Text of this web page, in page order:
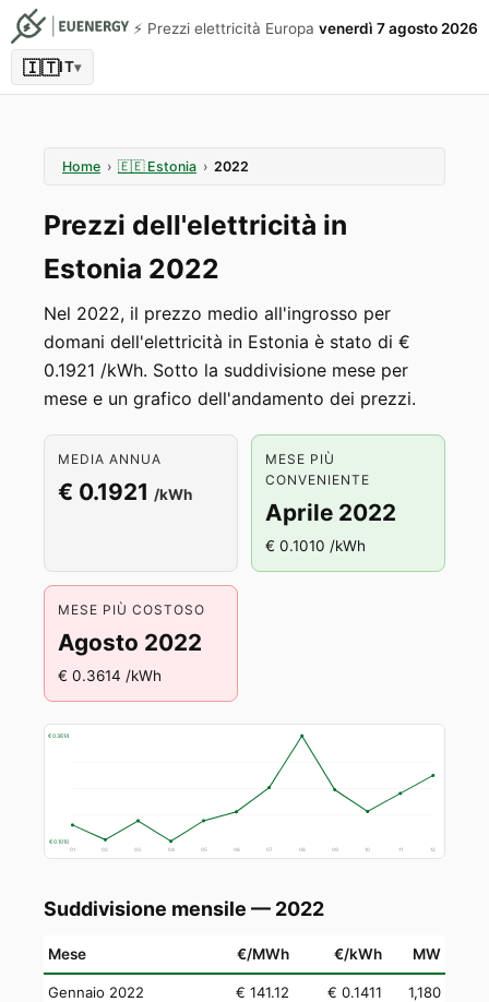
⚡️ Prezzi elettricità Europa venerdì 7 agosto 2026
🇮🇹IT▾
Home › 🇪🇪 Estonia › 2022
Prezzi dell'elettricità in
Estonia 2022
Nel 2022, il prezzo medio all'ingrosso per
domani dell'elettricità in Estonia è stato di €
0.1921 /kWh. Sotto la suddivisione mese per
mese e un grafico dell'andamento dei prezzi.
MEDIA ANNUA
€ 0.1921 /kWh
MESE PIÙ
CONVENIENTE
Aprile 2022
€ 0.1010 /kWh
MESE PIÙ COSTOSO
Agosto 2022
€ 0.3614 /kWh
€ 0.3614
€ 0.1010
01 02 03 04 05 06 07 08 09 10 11 12
Suddivisione mensile — 2022
Mese €/MWh €/kWh MW
Gennaio 2022 € 141.12 € 0.1411 1,180